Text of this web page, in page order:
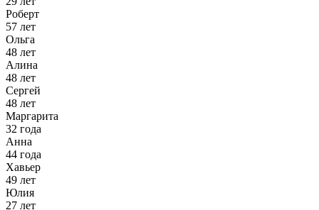
Роберт
57 лет
Ольга
48 лет
Алина
48 лет
Сергей
48 лет
Маргарита
32 года
Анна
44 года
Хавьер
49 лет
Юлия
27 лет